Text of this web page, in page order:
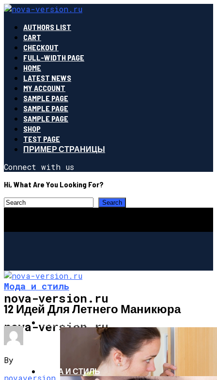
AUTHORS LIST
CART
CHECKOUT
FULL-WIDTH PAGE
HOME
LATEST NEWS
MY ACCOUNT
SAMPLE PAGE
SAMPLE PAGE
SAMPLE PAGE
SHOP
TEST PAGE
ПРИМЕР СТРАНИЦЫ
Connect with us
Hi, What Are You Looking For?
nova-version.ru
nova-version.ru
ИНТЕРЕСНОЕ И ПОЗНАВАТЕЛЬНОЕ
МОДА И СТИЛЬ
Мода и стиль
12 Идей Для Летнего Маникюра
By
novaversion